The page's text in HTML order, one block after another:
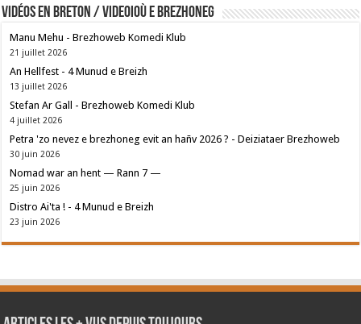
Vidéos en breton / Videoioù e brezhoneg
Manu Mehu - Brezhoweb Komedi Klub
21 juillet 2026
An Hellfest - 4 Munud e Breizh
13 juillet 2026
Stefan Ar Gall - Brezhoweb Komedi Klub
4 juillet 2026
Petra 'zo nevez e brezhoneg evit an hañv 2026 ? - Deiziataer Brezhoweb
30 juin 2026
Nomad war an hent — Rann 7 —
25 juin 2026
Distro Ai'ta ! - 4 Munud e Breizh
23 juin 2026